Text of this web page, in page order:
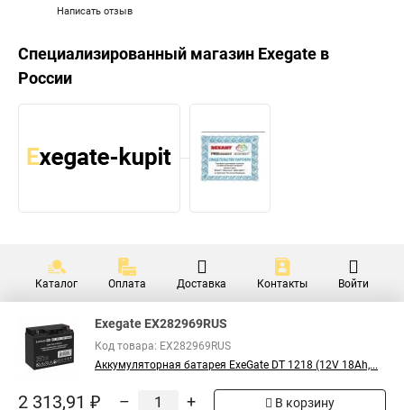
Написать отзыв
Специализированный магазин Exegate в
России
Каталог Оплата Доставка Контакты Войти
Exegate EX282969RUS
Код товара: EX282969RUS
Аккумуляторная батарея ExeGate DT 1218 (12V 18Ah,...
2 313,91 ₽ – + В корзину